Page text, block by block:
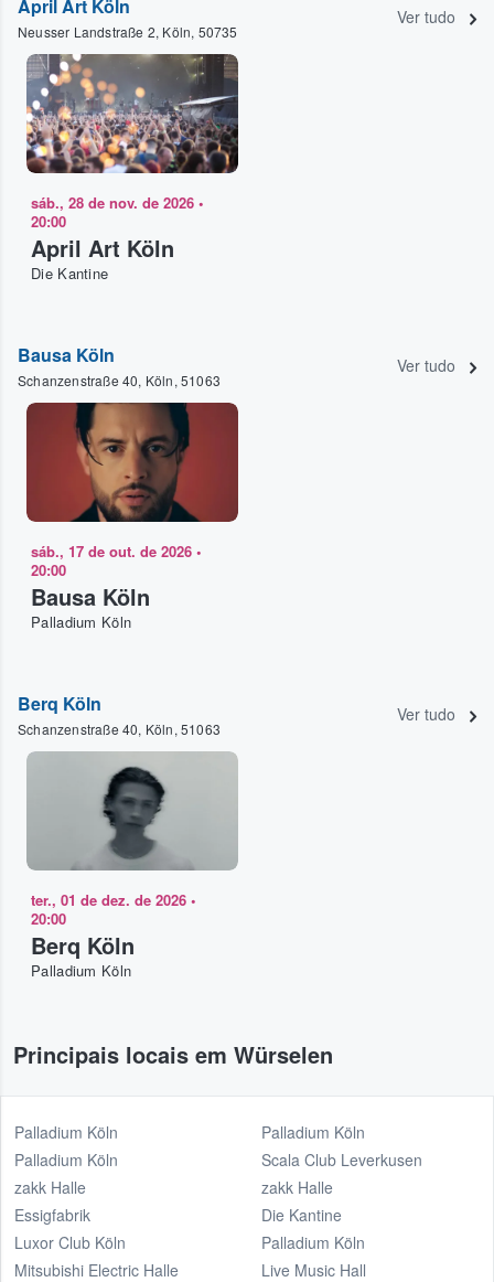
April Art Köln
Neusser Landstraße 2, Köln, 50735
Ver tudo
sáb., 28 de nov. de 2026 •
20:00
April Art Köln
Die Kantine
Bausa Köln
Schanzenstraße 40, Köln, 51063
Ver tudo
sáb., 17 de out. de 2026 •
20:00
Bausa Köln
Palladium Köln
Berq Köln
Schanzenstraße 40, Köln, 51063
Ver tudo
ter., 01 de dez. de 2026 •
20:00
Berq Köln
Palladium Köln
Principais locais em Würselen
Palladium Köln
Palladium Köln
zakk Halle
Essigfabrik
Luxor Club Köln
Mitsubishi Electric Halle
Palladium Köln
Scala Club Leverkusen
zakk Halle
Die Kantine
Palladium Köln
Live Music Hall